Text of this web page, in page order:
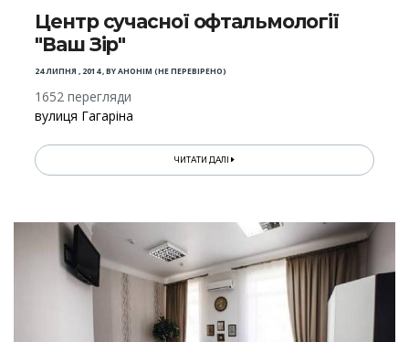
Центр сучасної офтальмології
"Ваш Зір"
24 ЛИПНЯ , 2014,BYАНОНІМ (НЕ ПЕРЕВІРЕНО)
1652 перегляди
вулиця Гагаріна
ЧИТАТИ ДАЛІ